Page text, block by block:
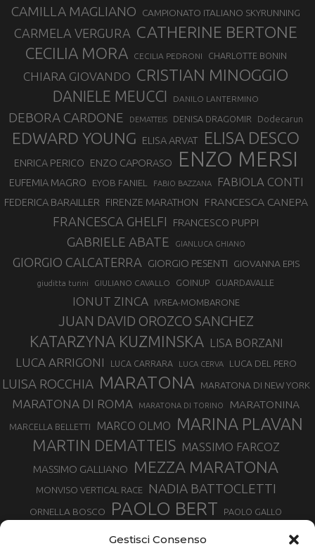
Gestisci Consenso
CAMILLA MAGLIANO CAMPIONATO ITALIANO SKYRUNNING
CARMELA VERGURA CATHERINE BERTONE
CECILIA MORA CECILIA PEDRONI CHARLOTTE BONIN
CHIARA GIOVANDO CRISTIAN MINOGGIO
DANIELE MEUCCI DANILO LANTERMINO
DEBORA CARDONE DEMATTEIS DENISA DRAGOMIR Dodecarun
EDWARD YOUNG ELISA ARVAT ELISA DESCO
ENRICA PERICO ENZO CAPORASO ENZO MERSI
EUFEMIA MAGRO EYOB FANIEL FABIO BAZZANA FABIOLA CONTI
FEDERICA BARAILLER FIRENZE MARATHON FRANCESCA CANEPA
FRANCESCA GHELFI FRANCESCO PUPPI
GABRIELE ABATE GIANLUCA GHIANO
GIORGIO CALCATERRA GIORGIO PESENTI GIOVANNA EPIS
giuditta turini GIULIANO CAVALLO GOINUP GUARDAVALLE
IONUT ZINCA IVREA-MOMBARONE
JUAN DAVID OROZCO SANCHEZ
KATARZYNA KUZMINSKA LISA BORZANI
LUCA ARRIGONI LUCA CARRARA LUCA CERVA LUCA DEL PERO
LUISA ROCCHIA MARATONA MARATONA DI NEW YORK
MARATONA DI ROMA MARATONA DI TORINO MARATONINA
MARCELLA BELLETTI MARCO OLMO MARINA PLAVAN
MARTIN DEMATTEIS MASSIMO FARCOZ
MASSIMO GALLIANO MEZZA MARATONA
MONVISO VERTICAL RACE NADIA BATTOCLETTI
ORNELLA BOSCO PAOLO BERT PAOLO GALLO